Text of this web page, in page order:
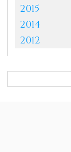
2015
2014
2012